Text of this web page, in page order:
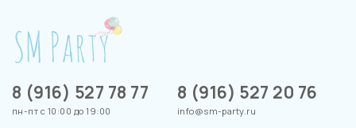
8 (916) 527 78 77
пн-пт с 10:00 до 19:00
8 (916) 527 20 76
info@sm-party.ru